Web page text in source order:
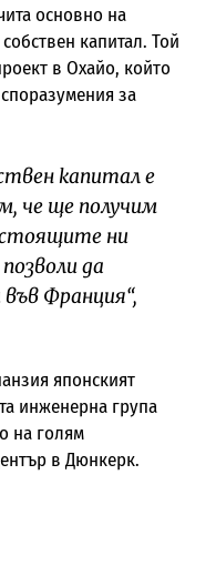
основно на
капитал. Той
в Охайо, който
за
капитал е
че ще получим
ни
да
във Франция“,
японският
инженерна група
на голям
в Дюнкерк.